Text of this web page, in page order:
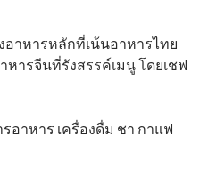
งอาหารหลักที่เน้นอาหารไทย
ารจีนที่รังสรรค์เมนู โดยเชฟ
รอาหาร เครื่องดื่ม ชา กาแฟ